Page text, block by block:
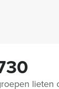
lieten